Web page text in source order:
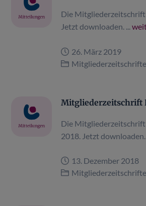
Die
Jetzt downloaden. ...
26. März 2019
Mitgliederzeitschrift
Die
2018. Jetzt downloaden.
13. Dezember 2018